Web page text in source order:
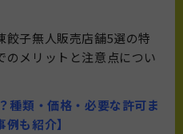
餃子無人販売店舗5選の特
メリットと注意点につい
種類・価格・必要な許可ま
も紹介】